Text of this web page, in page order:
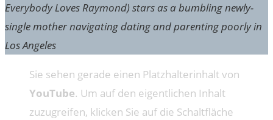
Everybody Loves Raymond) stars as a bumbling newly-
single mother navigating dating and parenting poorly in
Los Angeles
Sie sehen gerade einen Platzhalterinhalt von
YouTube. Um auf den eigentlichen Inhalt
zuzugreifen, klicken Sie auf die Schaltfläche